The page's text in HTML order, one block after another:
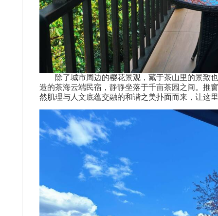
除了城市周边的樱花景观，藏于茶山里的景致
造的茶海云端民宿，静静坐落于千亩茶园之间。推
然肌理与人文底蕴交融的和谐之美扑面而来，让这